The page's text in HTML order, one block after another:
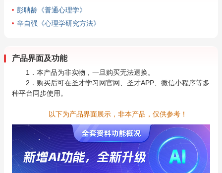
彭聃龄《普通心理学》
辛自强《心理学研究方法》
产品界面及功能
1．本产品为非实物，一旦购买无法退换。
2．购买后可在圣才学习网官网、圣才APP、微信小程序等多
种平台同步使用。
以下为产品界面展示，非本产品，仅供参考！